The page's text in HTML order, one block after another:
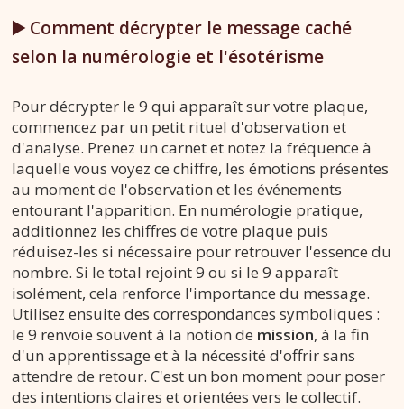
▶️ Comment décrypter le message caché
selon la numérologie et l'ésotérisme
Pour décrypter le 9 qui apparaît sur votre plaque,
commencez par un petit rituel d'observation et
d'analyse. Prenez un carnet et notez la fréquence à
laquelle vous voyez ce chiffre, les émotions présentes
au moment de l'observation et les événements
entourant l'apparition. En numérologie pratique,
additionnez les chiffres de votre plaque puis
réduisez-les si nécessaire pour retrouver l'essence du
nombre. Si le total rejoint 9 ou si le 9 apparaît
isolément, cela renforce l'importance du message.
Utilisez ensuite des correspondances symboliques :
le 9 renvoie souvent à la notion de mission, à la fin
d'un apprentissage et à la nécessité d'offrir sans
attendre de retour. C'est un bon moment pour poser
des intentions claires et orientées vers le collectif.